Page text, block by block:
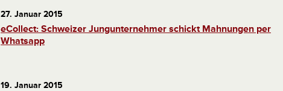
27. Januar 2015
eCollect: Schweizer Jungunternehmer schickt Mahnungen per
Whatsapp
19. Januar 2015